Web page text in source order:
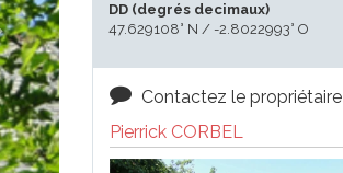
DD (degrés decimaux)
47.629108° N / -2.8022993° O
Contactez le propriétaire
Pierrick CORBEL